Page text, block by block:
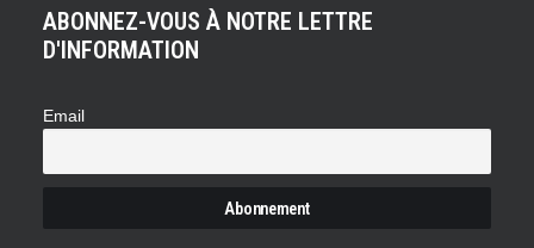
ABONNEZ-VOUS À NOTRE LETTRE
D'INFORMATION
Email